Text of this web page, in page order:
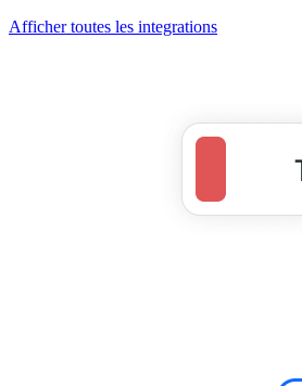
Afficher toutes les integrations